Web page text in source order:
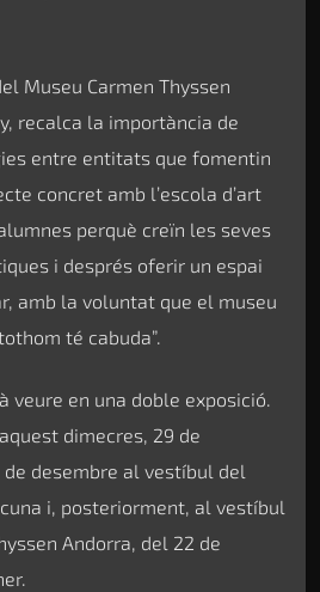
Museu Carmen Thyssen
recalca la importància de
entre entitats que fomentin
concret amb l’escola d’art
perquè creïn les seves
i després oferir un espai
amb la voluntat que el museu
té cabuda”.
veure en una doble exposició.
dimecres, 29 de
de desembre al vestíbul del
i, posteriorment, al vestíbul
Andorra, del 22 de